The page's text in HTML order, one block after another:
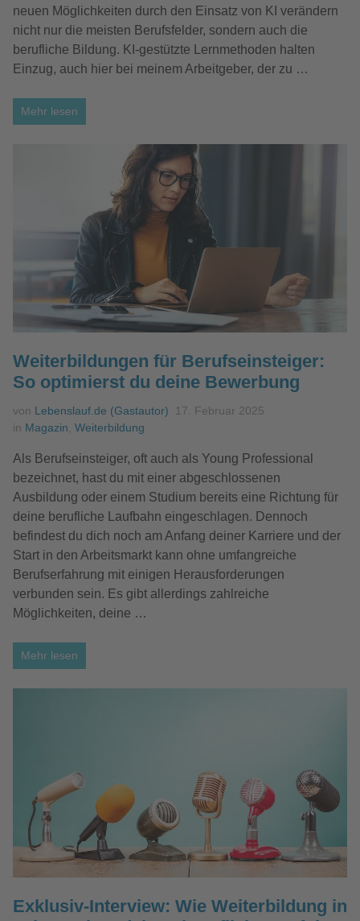
neuen Möglichkeiten durch den Einsatz von KI verändern
nicht nur die meisten Berufsfelder, sondern auch die
berufliche Bildung. KI-gestützte Lernmethoden halten
Einzug, auch hier bei meinem Arbeitgeber, der zu …
Mehr lesen
Weiterbildungen für Berufseinsteiger:
So optimierst du deine Bewerbung
von Lebenslauf.de (Gastautor)
17. Februar 2025
in Magazin Weiterbildung
Als Berufseinsteiger, oft auch als Young Professional
bezeichnet, hast du mit einer abgeschlossenen
Ausbildung oder einem Studium bereits eine Richtung für
deine berufliche Laufbahn eingeschlagen. Dennoch
befindest du dich noch am Anfang deiner Karriere und der
Start in den Arbeitsmarkt kann ohne umfangreiche
Berufserfahrung mit einigen Herausforderungen
verbunden sein. Es gibt allerdings zahlreiche
Möglichkeiten, deine …
Mehr lesen
Exklusiv-Interview: Wie Weiterbildung in